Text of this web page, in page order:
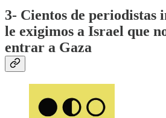
3- Cientos de periodistas
le exigimos a Israel que
entrar a Gaza